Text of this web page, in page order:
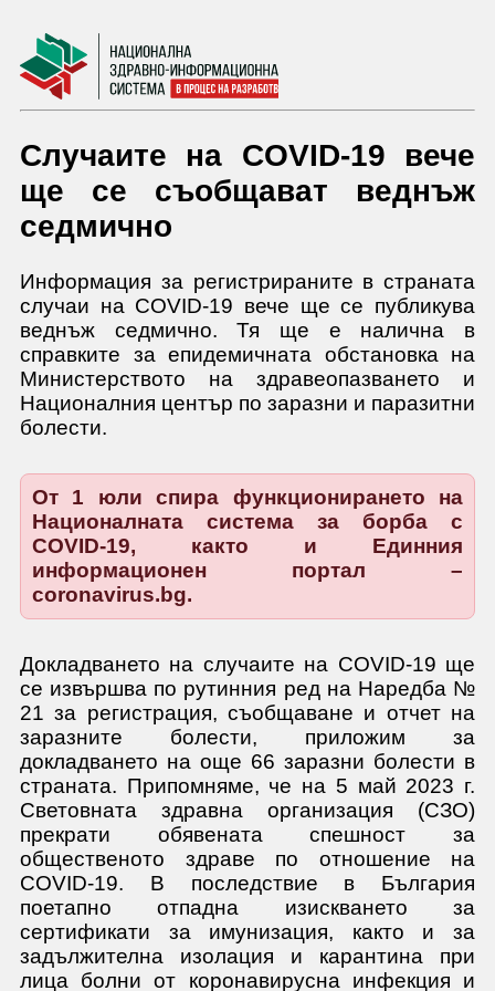
Случаите на COVID-19 вече
ще се съобщават веднъж
седмично
Информация за регистрираните в страната
случаи на COVID-19 вече ще се публикува
веднъж седмично. Тя ще е налична в
справките за епидемичната обстановка на
Министерството на здравеопазването и
Националния център по заразни и паразитни
болести.
От 1 юли спира функционирането на
Националната система за борба с
COVID-19, както и Единния
информационен портал –
coronavirus.bg.
Докладването на случаите на COVID-19 ще
се извършва по рутинния ред на Наредба №
21 за регистрация, съобщаване и отчет на
заразните болести, приложим за
докладването на още 66 заразни болести в
страната. Припомняме, че на 5 май 2023 г.
Световната здравна организация (СЗО)
прекрати обявената спешност за
общественото здраве по отношение на
COVID-19. В последствие в България
поетапно отпадна изискването за
сертификати за имунизация, както и за
задължителна изолация и карантина при
лица болни от коронавирусна инфекция и